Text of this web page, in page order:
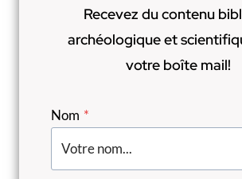
Recevez du contenu
archéologique et
votre boîte mail!
Nom *